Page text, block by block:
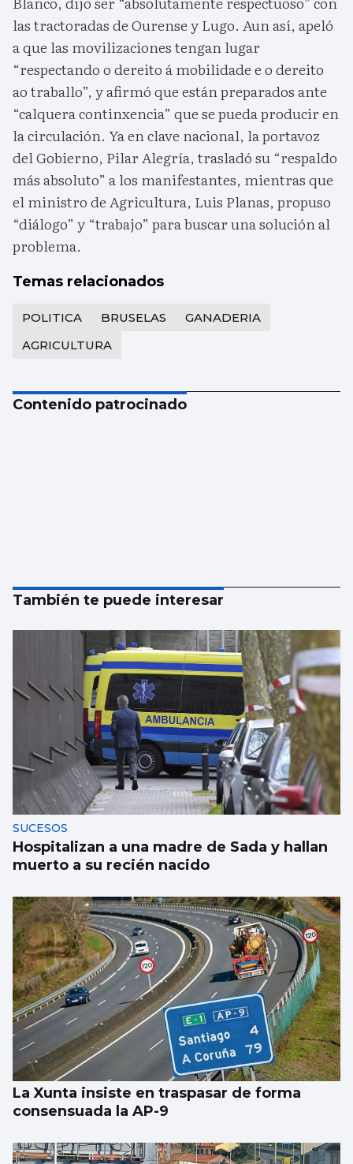
las tractoradas de Ourense y Lugo. Aun así, apeló
a que las movilizaciones tengan lugar
“respectando o dereito á mobilidade e o dereito
ao traballo”, y afirmó que están preparados ante
“calquera continxencia” que se pueda producir en
la circulación. Ya en clave nacional, la portavoz
del Gobierno, Pilar Alegría, trasladó su “respaldo
más absoluto” a los manifestantes, mientras que
el ministro de Agricultura, Luis Planas, propuso
“diálogo” y “trabajo” para buscar una solución al
problema.
Temas relacionados
POLITICA BRUSELAS
GANADERIA
AGRICULTURA
Contenido patrocinado
También te puede interesar
SUCESOS
Hospitalizan a una madre de Sada y hallan
muerto a su recién nacido
La Xunta insiste en traspasar de forma
consensuada la AP-9